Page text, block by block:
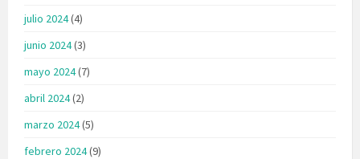
julio 2024(4)
junio 2024(3)
mayo 2024(7)
abril 2024(2)
marzo 2024(5)
febrero 2024(9)